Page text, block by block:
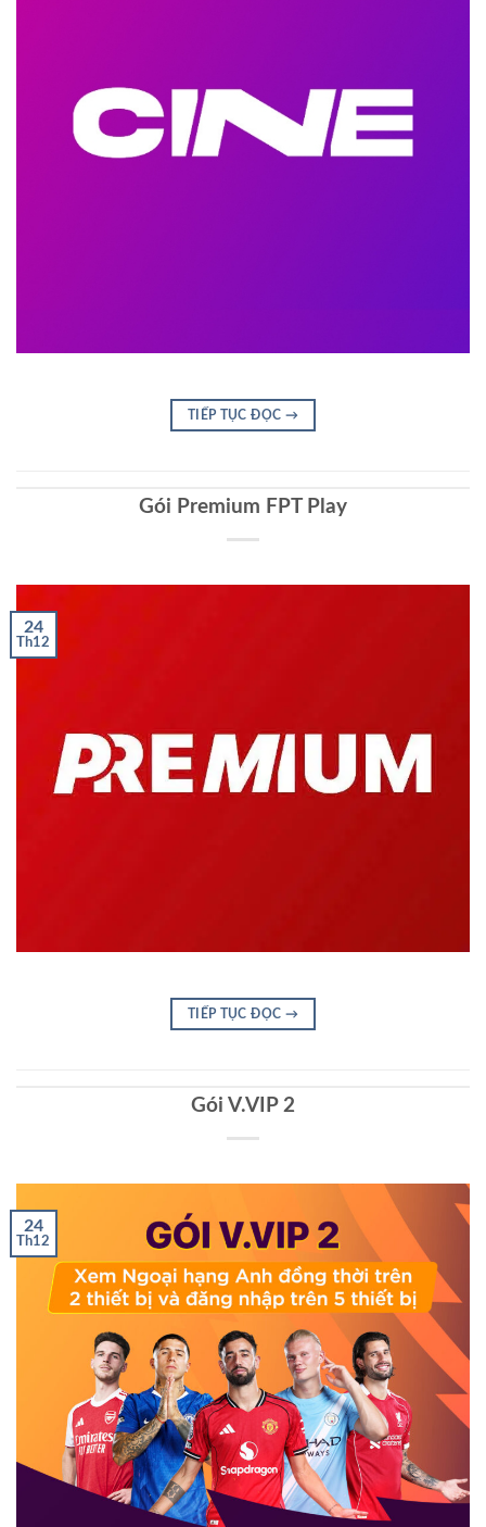
TIẾP TỤC ĐỌC →
Gói Premium FPT Play
24
Th12
TIẾP TỤC ĐỌC →
Gói V.VIP 2
24
Th12